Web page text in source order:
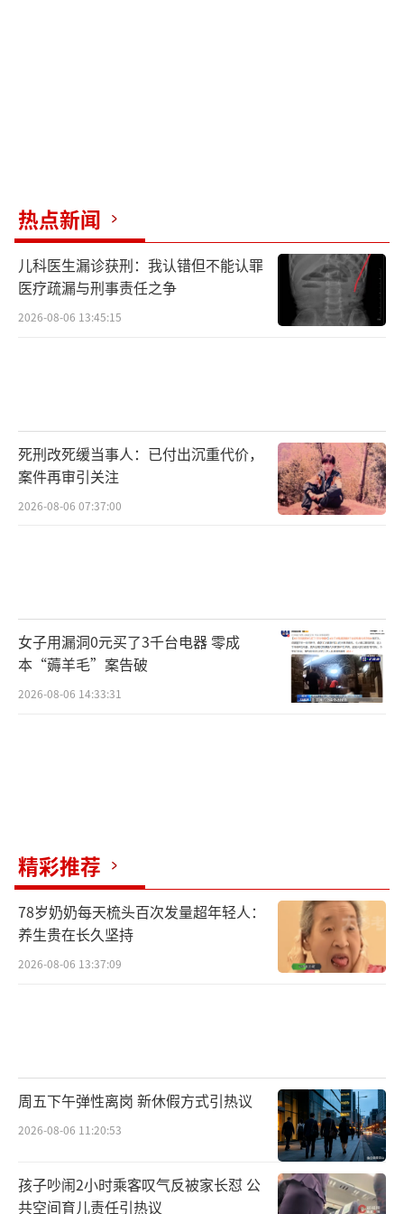
热点新闻
儿科医生漏诊获刑：我认错但不能认罪
医疗疏漏与刑事责任之争
2026-08-06 13:45:15
死刑改死缓当事人：已付出沉重代价，
案件再审引关注
2026-08-06 07:37:00
女子用漏洞0元买了3千台电器 零成
本“薅羊毛”案告破
2026-08-06 14:33:31
精彩推荐
78岁奶奶每天梳头百次发量超年轻人：
养生贵在长久坚持
2026-08-06 13:37:09
周五下午弹性离岗 新休假方式引热议
2026-08-06 11:20:53
孩子吵闹2小时乘客叹气反被家长怼 公
共空间育儿责任引热议